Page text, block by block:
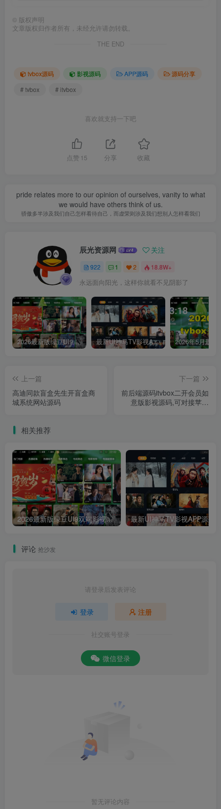
© 版权声明
文章版权归作者所有，未经允许请勿转载。
THE END
tvbox源码 影视源码 APP源码
源码分享
# tvbox
# itvbox
喜欢就支持一下吧
点赞 15 分享 收藏
pride relates more to our opinion of ourselves, vanity to what
we would have others think of us.
骄傲多半涉及我们自己怎样看待自己，而虚荣则涉及我们想别人怎样看我们
辰光资源网 关注
922 1 2 18.8W+
永远面向阳光，这样你就看不见阴影了
2026最新版绿豆UI9双端影视APP源码 最新UI神马TV影视APP源码 乐檬影视苹果CMS后台 包含前后端源码
上一篇
高迪同款盲盒先生开盲盒商
城系统网站源码
下一篇
前后端源码itvbox二开会员如
意版影视源码,可对接苹果
相关推荐
2026最新版绿豆UI9双端影视APP源码
评论 抢沙发
请登录后发表评论
登录 注册
社交账号登录
微信登录
暂无评论内容